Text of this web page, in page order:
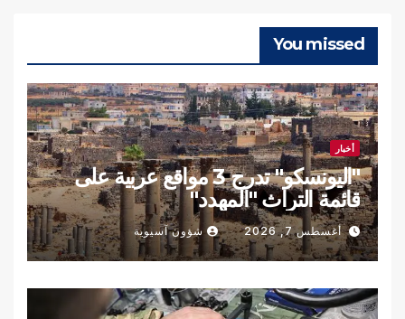
You missed
أخبار
"اليونسكو" تدرج 3 مواقع عربية على
قائمة التراث "المهدد"
أغسطس 7, 2026 شؤون آسيوية